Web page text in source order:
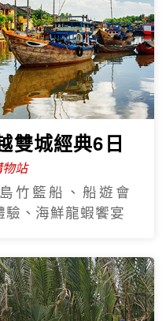
站
佛手橋、迦南島
海鮮龍蝦饗宴